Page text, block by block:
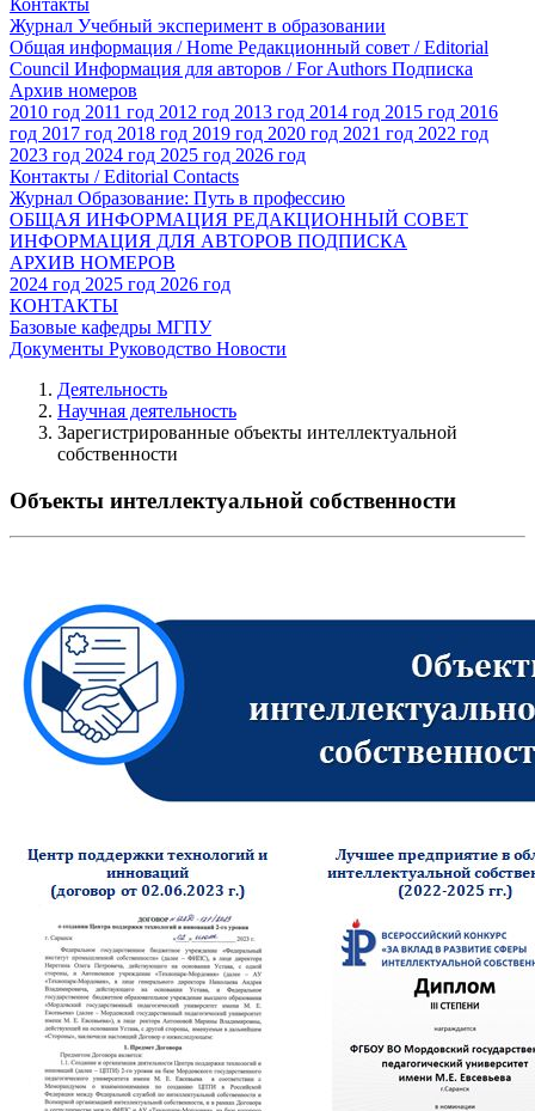
Журнал Учебный эксперимент в образовании
Общая информация / Home Редакционный совет / Editorial
Council Информация для авторов / For Authors Подписка
Архив номеров
2010 год 2011 год 2012 год 2013 год 2014 год 2015 год 2016
год 2017 год 2018 год 2019 год 2020 год 2021 год 2022 год
2023 год 2024 год 2025 год 2026 год
Контакты / Editorial Contacts
Журнал Образование: Путь в профессию
ОБЩАЯ ИНФОРМАЦИЯ РЕДАКЦИОННЫЙ СОВЕТ
ИНФОРМАЦИЯ ДЛЯ АВТОРОВ ПОДПИСКА
АРХИВ НОМЕРОВ
2024 год 2025 год 2026 год
КОНТАКТЫ
Базовые кафедры МГПУ
Документы Руководство Новости
Деятельность
Научная деятельность
Зарегистрированные объекты интеллектуальной
собственности
Объекты интеллектуальной собственности